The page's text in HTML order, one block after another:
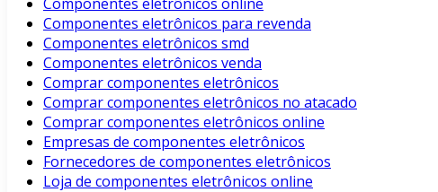
Componentes eletrônicos para revenda
Componentes eletrônicos smd
Componentes eletrônicos venda
Comprar componentes eletrônicos
Comprar componentes eletrônicos no atacado
Comprar componentes eletrônicos online
Empresas de componentes eletrônicos
Fornecedores de componentes eletrônicos
Loja de componentes eletrônicos online